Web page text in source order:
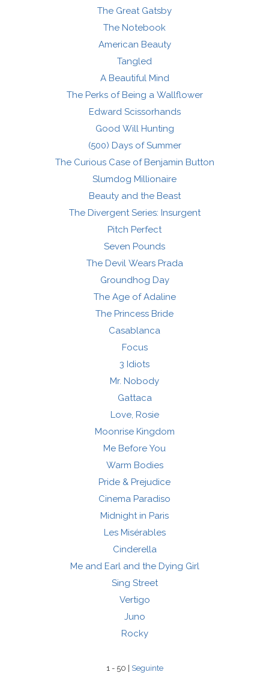
The Great Gatsby
The Notebook
American Beauty
Tangled
A Beautiful Mind
The Perks of Being a Wallflower
Edward Scissorhands
Good Will Hunting
(500) Days of Summer
The Curious Case of Benjamin Button
Slumdog Millionaire
Beauty and the Beast
The Divergent Series: Insurgent
Pitch Perfect
Seven Pounds
The Devil Wears Prada
Groundhog Day
The Age of Adaline
The Princess Bride
Casablanca
Focus
3 Idiots
Mr. Nobody
Gattaca
Love, Rosie
Moonrise Kingdom
Me Before You
Warm Bodies
Pride & Prejudice
Cinema Paradiso
Midnight in Paris
Les Misérables
Cinderella
Me and Earl and the Dying Girl
Sing Street
Vertigo
Juno
Rocky
1 - 50 | Seguinte